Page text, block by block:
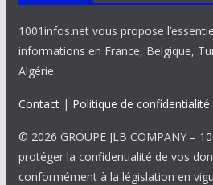
1001infos.net vous propose
informations en France, Belgique,
Algérie.
Contact| Politique de confidentialité
© 2026 GROUPE JLB COMPANY –
protéger la confidentialité de vos
conformément à la législation en